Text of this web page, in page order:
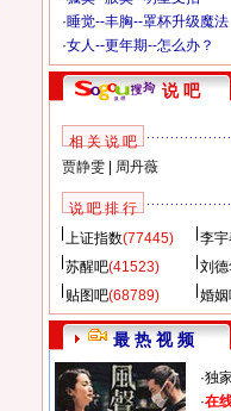
·睡觉--丰胸--罩杯升级魔法
·女人--更年期--怎么办？
说 吧
相 关 说 吧
贾静雯| 周丹薇
说 吧 排 行
上证指数(77445) 李
苏醒吧(41523) 刘
贴图吧(68789) 婚姻
最 热 视 频
·独
·在